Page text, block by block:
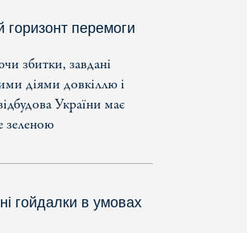
горизонт перемоги
збитки, завдані
діями довкіллю і
України має
зеленою
гойдалки в умовах